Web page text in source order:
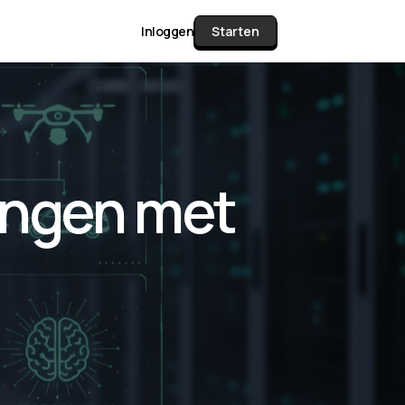
Matrix
alle pakketten en mogelijkheden
documenten verzamelen en facturen
tot controleren, boeken, bank
& klant dashboard.
Inloggen Starten
met